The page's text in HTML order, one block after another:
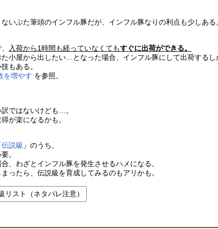
いぶた筆頭のインフル豚だが、インフル豚なりの利点も少しある
入荷から1時間も経っていなくてもすぐに出荷ができる。
小屋から出したい…となった場合、インフル豚にして出荷するし
もある。
を増やす を参照。
ではないけども…。
が楽になるかも。
伝説級 」のうち、
。
、わざとインフル豚を発生させるハメになる。
ったら、伝説級を育成してみるのもアリかも。
リスト（ネタバレ注意）